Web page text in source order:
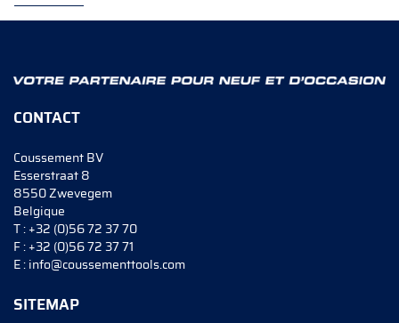
CONTACT
Coussement BV
Esserstraat 8
8550 Zwevegem
Belgique
T :+32 (0)56 72 37 70
F :+32 (0)56 72 37 71
E :info@coussementtools.com
SITEMAP